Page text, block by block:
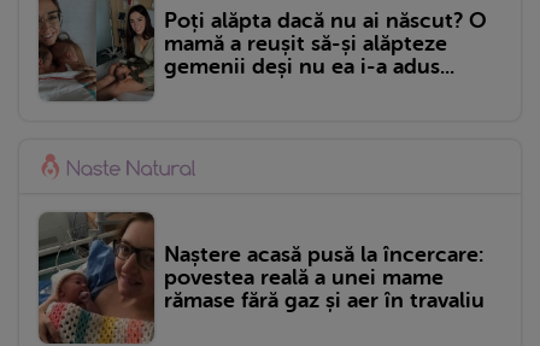
Poți alăpta dacă nu ai născut? O
mamă a reușit să-și alăpteze
gemenii deși nu ea i-a adus...
Naștere acasă pusă la încercare:
povestea reală a unei mame
rămase fără gaz și aer în travaliu